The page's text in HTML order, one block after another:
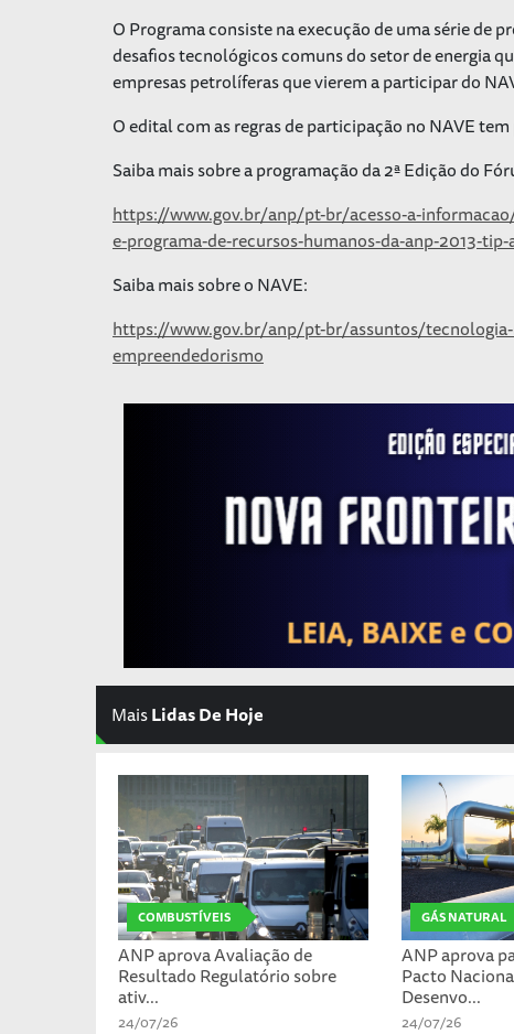
O Programa consiste na execução de uma série de
desafios tecnológicos comuns do setor de energia
empresas petrolíferas que vierem a participar do
O edital com as regras de participação no NAVE
Saiba mais sobre a programação da 2ª Edição do
https://www.gov.br/anp/pt-br/acesso-a-
e-programa-de-recursos-humanos-da-anp-2013-tip-
Saiba mais sobre o NAVE:
https://www.gov.br/anp/pt-br/assuntos/
empreendedorismo
MaisLidas De Hoje
COMBUSTÍVEIS
ANP aprova Avaliação de
Resultado Regulatório sobre
ativ...
24/07/26
GÁS NATURAL
ANP aprova
Pacto
Desenvo...
24/07/26